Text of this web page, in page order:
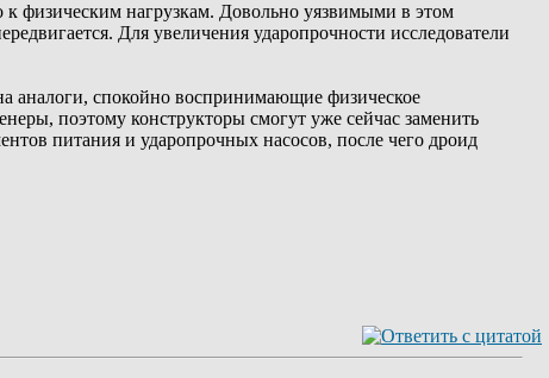
физическим нагрузкам. Довольно уязвимыми в этом
Для увеличения ударопрочности исследователи
аналоги, спокойно воспринимающие физическое
поэтому конструкторы смогут уже сейчас заменить
питания и ударопрочных насосов, после чего дроид